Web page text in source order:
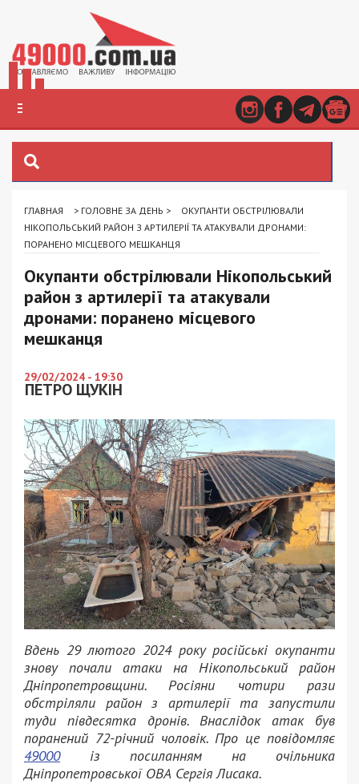
ГЛАВНАЯ > ГОЛОВНЕ ЗА ДЕНЬ >
ОКУПАНТИ ОБСТРІЛЮВАЛИ
НІКОПОЛЬСЬКИЙ РАЙОН З АРТИЛЕРІЇ ТА АТАКУВАЛИ ДРОНАМИ:
ПОРАНЕНО МІСЦЕВОГО МЕШКАНЦЯ
Окупанти обстрілювали Нікопольський
район з артилерії та атакували
дронами: поранено місцевого
мешканця
29/02/2024 - 19:30
ПЕТРО ЩУКІН
Вдень 29 лютого 2024 року російські окупанти
знову почали атаки на Нікопольський район
Дніпропетровщини. Росіяни чотири рази
обстріляли район з артилерії та запустили
туди півдесятка дронів. Внаслідок атак був
поранений 72-річний чоловік. Про це повідомляє
49000із посиланням на очільника
Дніпропетровської ОВА Сергія Лисака.